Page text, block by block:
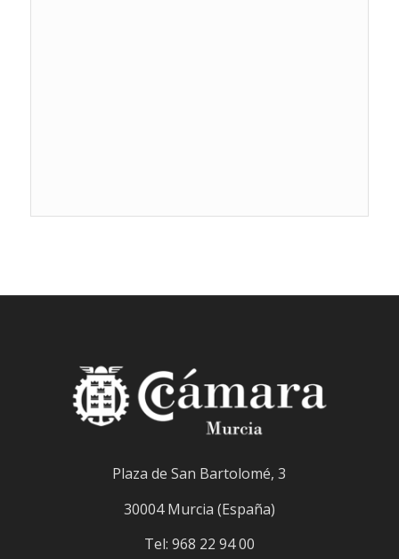
Plaza de San Bartolomé, 3
30004 Murcia (España)
Tel: 968 22 94 00